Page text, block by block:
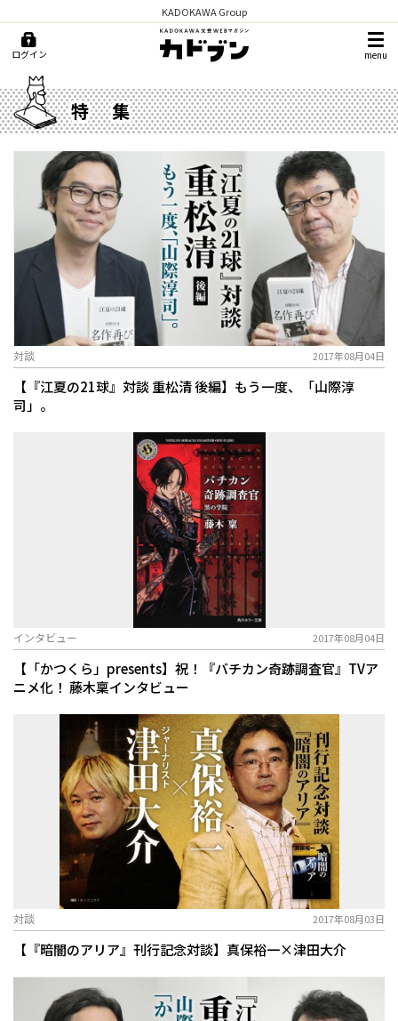
KADOKAWA Group
ログイン menu
特集
対談 2017年08月04日
【『江夏の21球』対談 重松清 後編】もう一度、「山際淳
司」。
インタビュー 2017年08月04日
【「かつくら」presents】祝！『バチカン奇跡調査官』TVア
ニメ化！ 藤木稟インタビュー
対談 2017年08月03日
【『暗闇のアリア』刊行記念対談】真保裕一×津田大介